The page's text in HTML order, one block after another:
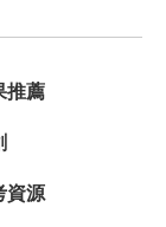
推薦
資源